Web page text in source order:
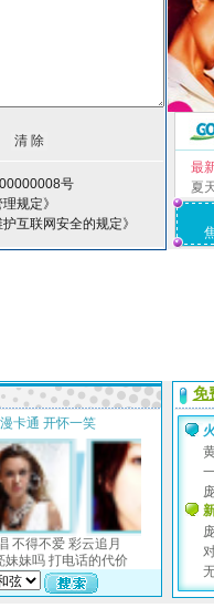
号
规定》
互联网安全的规定》
最
夏